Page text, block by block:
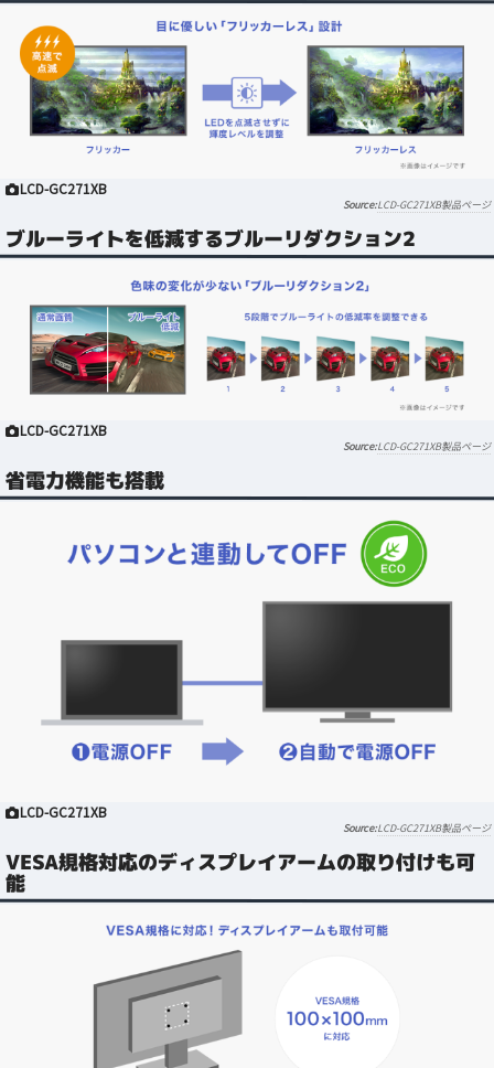
LCD-GC271XB
LCD-GC271XB製品ページ
ブルーライトを低減するブルーリダクション2
LCD-GC271XB
LCD-GC271XB製品ページ
省電力機能も搭載
LCD-GC271XB
LCD-GC271XB製品ページ
VESA規格対応のディスプレイアームの取り付けも可
能